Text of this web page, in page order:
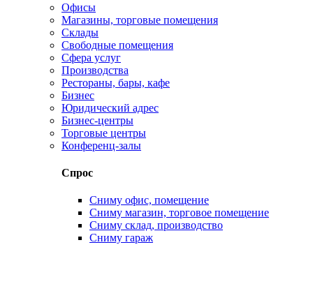
Офисы
Магазины, торговые помещения
Склады
Свободные помещения
Сфера услуг
Производства
Рестораны, бары, кафе
Бизнес
Юридический адрес
Бизнес-центры
Торговые центры
Конференц-залы
Спрос
Сниму офис, помещение
Сниму магазин, торговое помещение
Сниму склад, производство
Сниму гараж